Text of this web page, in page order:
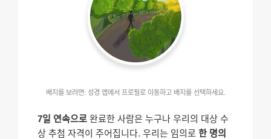
배지를 보려면: 성경 앱에서 프로필로 이동하고 배지를 선택하세요.
7일 연속으로 완료한 사람은 누구나 우리의 대상 수
상 추첨 자격이 주어집니다. 우리는 임의로 한 명의